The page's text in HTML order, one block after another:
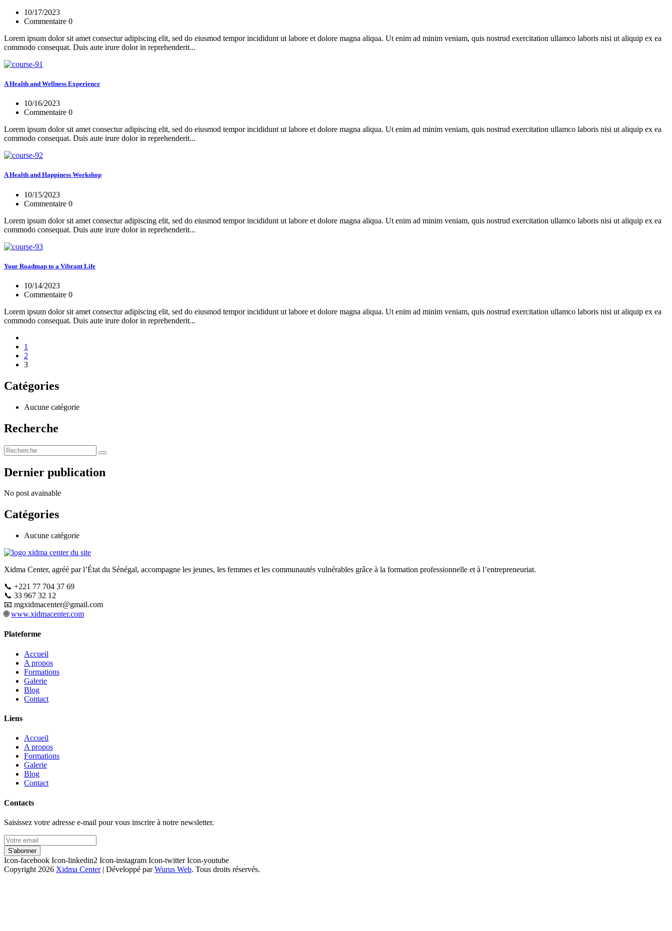
10/17/2023
Commentaire 0
Lorem ipsum dolor sit amet consectur adipiscing elit, sed do eiusmod tempor incididunt ut labore et dolore magna aliqua. Ut enim ad minim veniam, quis nostrud exercitation ullamco laboris nisi ut aliquip ex ea
commodo consequat. Duis aute irure dolor in reprehenderit...
A Health and Wellness Experience
10/16/2023
Commentaire 0
Lorem ipsum dolor sit amet consectur adipiscing elit, sed do eiusmod tempor incididunt ut labore et dolore magna aliqua. Ut enim ad minim veniam, quis nostrud exercitation ullamco laboris nisi ut aliquip ex ea
commodo consequat. Duis aute irure dolor in reprehenderit...
A Health and Happiness Workshop
10/15/2023
Commentaire 0
Lorem ipsum dolor sit amet consectur adipiscing elit, sed do eiusmod tempor incididunt ut labore et dolore magna aliqua. Ut enim ad minim veniam, quis nostrud exercitation ullamco laboris nisi ut aliquip ex ea
commodo consequat. Duis aute irure dolor in reprehenderit...
Your Roadmap to a Vibrant Life
10/14/2023
Commentaire 0
Lorem ipsum dolor sit amet consectur adipiscing elit, sed do eiusmod tempor incididunt ut labore et dolore magna aliqua. Ut enim ad minim veniam, quis nostrud exercitation ullamco laboris nisi ut aliquip ex ea
commodo consequat. Duis aute irure dolor in reprehenderit...
1
2
3
Catégories
Aucune catégorie
Recherche
Dernier publication
No post avainable
Catégories
Aucune catégorie
Xidma Center, agréé par l’État du Sénégal, accompagne les jeunes, les femmes et les communautés vulnérables grâce à la formation professionnelle et à l’entrepreneuriat.
📞 +221 77 704 37 69
📞 33 967 32 12
📧 mgxidmacenter@gmail.com
🌐www.xidmacenter.com
Plateforme
Accueil
A propos
Formations
Galerie
Blog
Contact
Liens
Accueil
A propos
Formations
Galerie
Blog
Contact
Contacts
Saisissez votre adresse e-mail pour vous inscrire à notre newsletter.
S'abonner
Icon-facebook Icon-linkedin2 Icon-instagram Icon-twitter Icon-youtube
Copyright 2026 Xidma Center| Développé parWurus Web. Tous droits réservés.